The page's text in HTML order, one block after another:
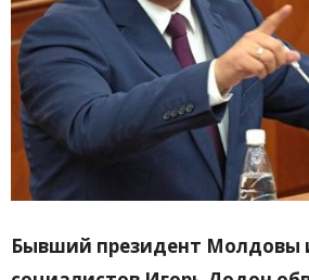
Бывший президент Молдовы